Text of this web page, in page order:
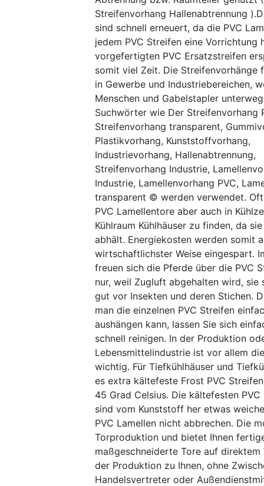
Streifenvorhang Hallenabtrennung
sind schnell erneuert, da die PVC
jedem PVC Streifen eine Vorrichtung
vorgefertigten PVC Ersatzstreifen
somit viel Zeit. Die Streifenvorhänge
in Gewerbe und Industriebereichen,
Menschen und Gabelstapler
Suchwörter wie Der Streifenvorhang
Streifenvorhang transparent,
Plastikvorhang, Kunststoffvorhang,
Industrievorhang, Hallenabtrennung,
Streifenvorhang Industrie,
Industrie, Lamellenvorhang PVC,
transparent © werden verwendet.
PVC Lamellentore aber auch in
Kühlraum Kühlhäuser zu finden, da
abhält. Energiekosten werden somit
wirtschaftlichster Weise eingespart.
freuen sich die Pferde über die PVC
nur, weil Zugluft abgehalten wird, sie
gut vor Insekten und deren Stichen.
man die einzelnen PVC Streifen
aushängen kann, lassen Sie sich
schnell reinigen. In der Produktion
Lebensmittelindustrie ist vor allem
wichtig. Für Tiefkühlhäuser und
es extra kältefeste Frost PVC
45 Grad Celsius. Die kältefesten PVC
sind vom Kunststoff her etwas
PVC Lamellen nicht abbrechen. Die
Torproduktion und bietet Ihnen
maßgeschneiderte Tore auf direktem
der Produktion zu Ihnen, ohne
Handelsvertreter oder